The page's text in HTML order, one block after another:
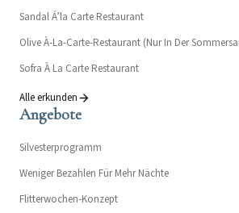
Sandal Á’la Carte Restaurant
Olive À-La-Carte-Restaurant (Nur In Der
Sofra À La Carte Restaurant
Alle erkunden
Angebote
Silvesterprogramm
Weniger Bezahlen Für Mehr Nächte
Flitterwochen-Konzept